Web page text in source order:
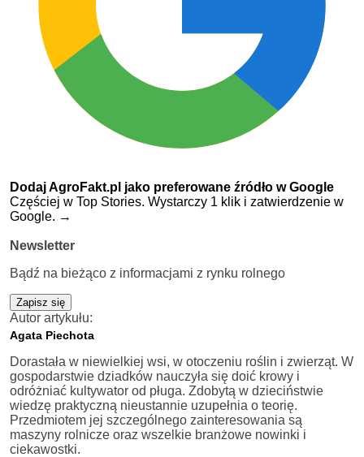
Dodaj AgroFakt.pl jako preferowane źródło w Google
Częściej w Top Stories. Wystarczy 1 klik i zatwierdzenie w
Google. →
Newsletter
Bądź na bieżąco z informacjami z rynku rolnego
Zapisz się
Autor artykułu:
Agata Piechota
Dorastała w niewielkiej wsi, w otoczeniu roślin i zwierząt. W
gospodarstwie dziadków nauczyła się doić krowy i
odróżniać kultywator od pługa. Zdobytą w dzieciństwie
wiedzę praktyczną nieustannie uzupełnia o teorię.
Przedmiotem jej szczególnego zainteresowania są
maszyny rolnicze oraz wszelkie branżowe nowinki i
ciekawostki.